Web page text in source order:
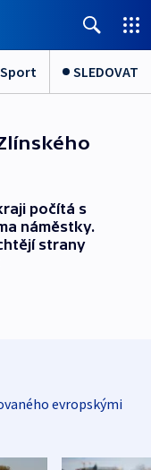
Sport SLEDOVAT
počítá s
náměstky.
strany
evropskými